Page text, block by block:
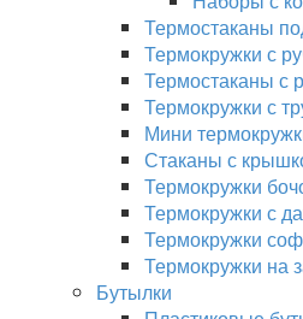
Термостаканы
Термокружки с
Термостаканы с
Термокружки с
Мини
Стаканы с
Термокружки
Термокружки с
Термокружки
Термокружки на
Бутылки